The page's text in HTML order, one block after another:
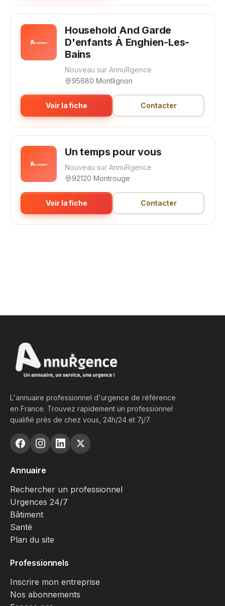
Household And Garde
D'enfants À Enghien-Les-
Bains
Nouveau sur AnnuRgence
95680 Montlignon
Voir la fiche Contacter
Un temps pour vous
Nouveau sur AnnuRgence
92120 Montrouge
Voir la fiche Contacter
L'annuaire professionnel d'urgence de référence
en France. Trouvez rapidement un professionnel
qualifié près de chez vous, 24h/24 et 7j/7.
Annuaire
Rechercher un professionnel
Urgences 24/7
Bâtiment
Santé
Plan du site
Professionnels
Inscrire mon entreprise
Nos abonnements